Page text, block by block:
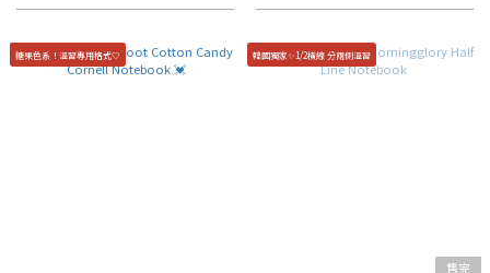
糖果色系！溫習專用格式🤍 韓國獨家✨1/2橫線 分兩側溫習
售完